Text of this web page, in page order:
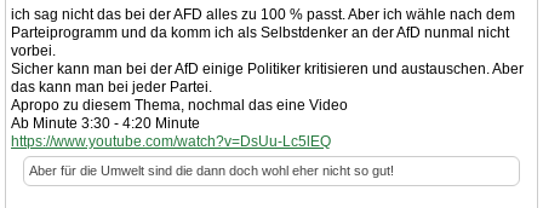
ich sag nicht das bei der AFD alles zu 100 % passt. Aber ich wähle nach dem
Parteiprogramm und da komm ich als Selbstdenker an der AfD nunmal nicht
vorbei.
Sicher kann man bei der AfD einige Politiker kritisieren und austauschen. Aber
das kann man bei jeder Partei.
Apropo zu diesem Thema, nochmal das eine Video
Ab Minute 3:30 - 4:20 Minute
https://www.youtube.com/watch?v=DsUu-Lc5lEQ
Aber für die Umwelt sind die dann doch wohl eher nicht so gut!